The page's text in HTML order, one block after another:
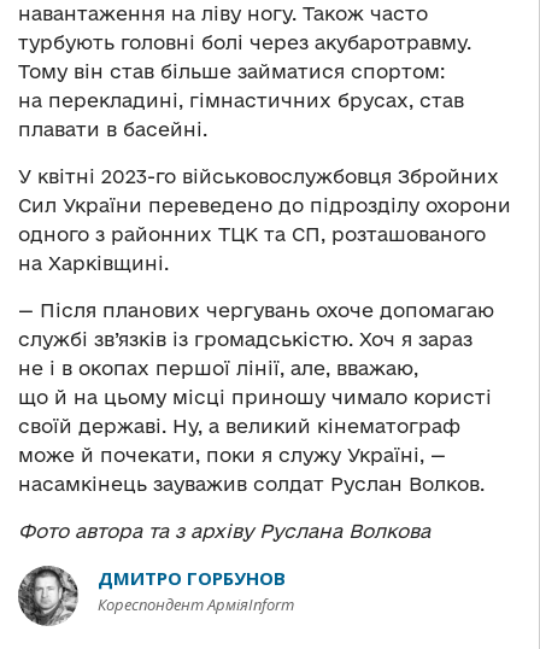
навантаження на ліву ногу. Також часто
турбують головні болі через акубаротравму.
Тому він став більше займатися спортом:
на перекладині, гімнастичних брусах, став
плавати в басейні.
У квітні 2023-го військовослужбовця Збройних
Сил України переведено до підрозділу охорони
одного з районних ТЦК та СП, розташованого
на Харківщині.
— Після планових чергувань охоче допомагаю
службі зв’язків із громадськістю. Хоч я зараз
не і в окопах першої лінії, але, вважаю,
що й на цьому місці приношу чимало користі
своїй державі. Ну, а великий кінематограф
може й почекати, поки я служу Україні, —
насамкінець зауважив солдат Руслан Волков.
Фото автора та з архіву Руслана Волкова
ДМИТРО ГОРБУНОВ
Кореспондент АрміяInform